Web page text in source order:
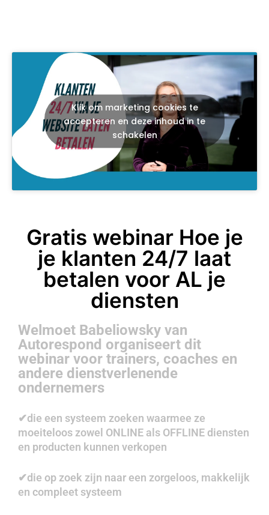
Klik om marketing cookies te
accepteren en deze inhoud in te
schakelen
Gratis webinar Hoe je
je klanten 24/7 laat
betalen voor AL je
diensten
Welmoet Babeliowsky van
Autorespond organiseert dit
webinar voor trainers, coaches en
andere dienstverlenende
ondernemers
​✔die een systeem zoeken waarmee ze
moeiteloos zowel ONLINE als OFFLINE diensten
en producten kunnen verkopen
​✔die op zoek zijn naar een zorgeloos, makkelijk
en compleet systeem